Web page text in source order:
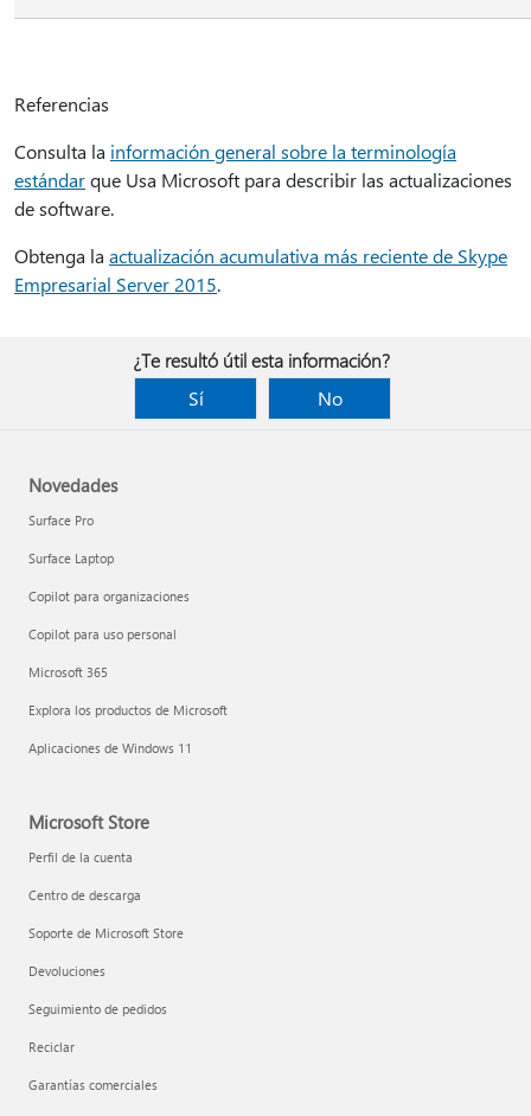
Referencias
Consulta la información general sobre la terminología
estándarque Usa Microsoft para describir las actualizaciones
de software.
Obtenga la actualización acumulativa más reciente de Skype
Empresarial Server 2015.
¿Te resultó útil esta información?
Sí
No
Novedades
Surface Pro
Surface Laptop
Copilot para organizaciones
Copilot para uso personal
Microsoft 365
Explora los productos de Microsoft
Aplicaciones de Windows 11
Microsoft Store
Perfil de la cuenta
Centro de descarga
Soporte de Microsoft Store
Devoluciones
Seguimiento de pedidos
Reciclar
Garantías comerciales